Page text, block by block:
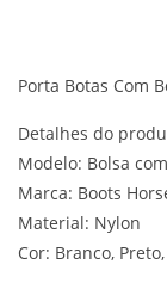
Porta Botas Com
Detalhes do
Modelo: Bolsa
Marca: Boots
Material: Nylon
Cor: Branco,